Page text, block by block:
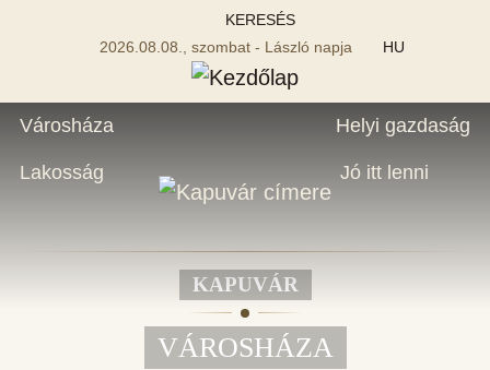
KERESÉS
2026.08.08., szombat - László napja
HU
Városháza
Lakosság
Helyi gazdaság
Jó itt lenni
KAPUVÁR
VÁROSHÁZA